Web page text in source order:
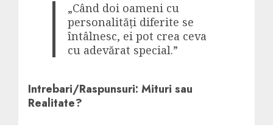
„Când doi oameni cu
personalități diferite se
întâlnesc, ei pot crea ceva
cu adevărat special.”
Intrebari/Raspunsuri: Mituri sau
Realitate?